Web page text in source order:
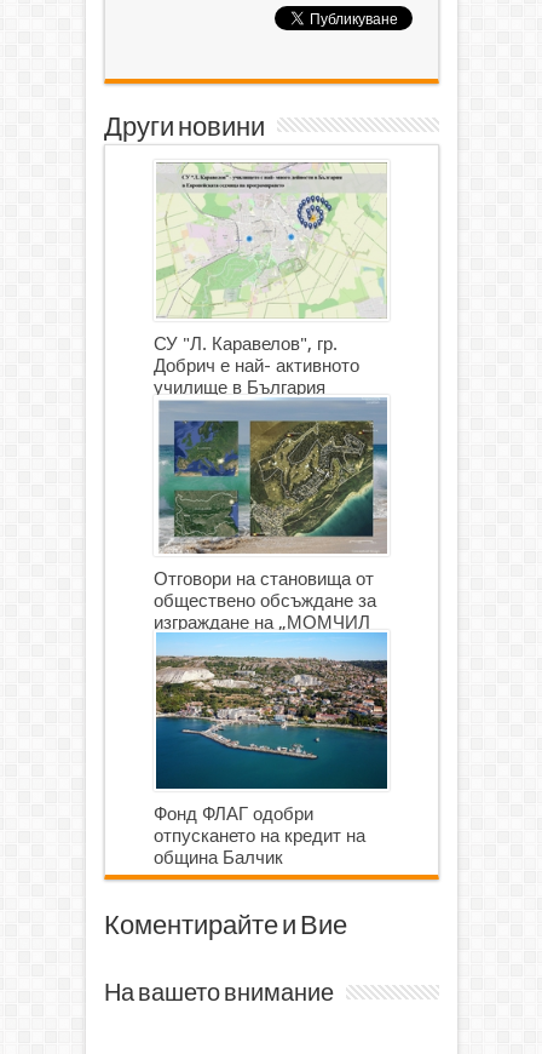
Други новини
СУ "Л. Каравелов", гр.
Добрич е най- активното
училище в България
Отговори на становища от
обществено обсъждане за
изграждане на „МОМЧИЛ
ГОЛФ И ГОЛФ ИГРИЩЕ”
Фонд ФЛАГ одобри
отпускането на кредит на
община Балчик
Коментирайте и Вие
На вашето внимание